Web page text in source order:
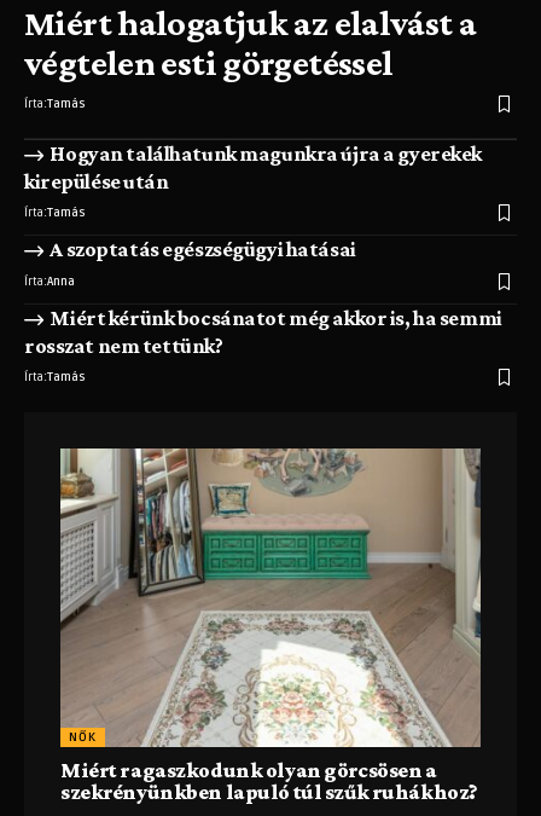
Miért halogatjuk az elalvást a
végtelen esti görgetéssel
Írta:Tamás
Hogyan találhatunk magunkra újra a gyerekek
kirepülése után
Írta:Tamás
A szoptatás egészségügyi hatásai
Írta:Anna
Miért kérünk bocsánatot még akkor is, ha semmi
rosszat nem tettünk?
Írta:Tamás
NŐK
Miért ragaszkodunk olyan görcsösen a
szekrényünkben lapuló túl szűk ruhákhoz?